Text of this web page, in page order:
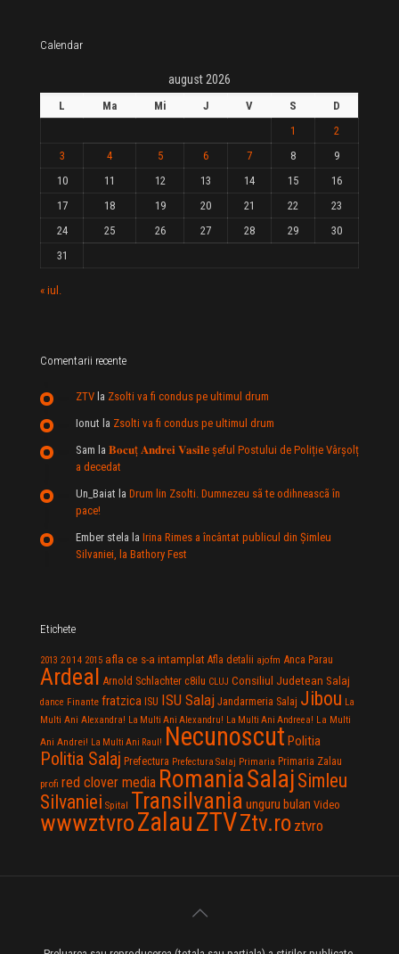
Calendar
august 2026
L Ma Mi J V S
D
1
2
3
4 5 6 7 8
9
10
11 12 13 14 15
16
17
18 19 20 21 22
23
24
25 26 27 28 29
30
31
« iul.
Comentarii recente
ZTV la Zsolti va fi condus pe ultimul drum
Ionut la Zsolti va fi condus pe ultimul drum
Sam la 𝐁𝐨𝐜𝐮ț 𝐀𝐧𝐝𝐫𝐞𝐢 𝐕𝐚𝐬𝐢𝐥e şeful Postului de Poliție Vârșolț
a decedat
Un_Baiat la Drum lin Zsolti. Dumnezeu sã te odihneascã în
pace!
Ember stela la Irina Rimes a încântat publicul din Şimleu
Silvaniei, la Bathory Fest
Etichete
2013 2014 2015 afla ce s-a intamplat Afla detalii ajofm Anca Parau
Ardeal Arnold Schlachter c8ilu CLUJ Consiliul Judetean Salaj
dance Finante fratzica ISU ISU Salaj Jandarmeria Salaj Jibou La
Multi Ani Alexandra! La Multi Ani Alexandru! La Multi Ani Andreea! La Multi
Ani Andrei! La Multi Ani Raul! Necunoscut Politia
Politia Salaj Prefectura Prefectura Salaj Primaria Primaria Zalau
profi red clover media RomaniaSalaj Simleu
Silvaniei Spital Transilvania unguru bulan Video
wwwztvroZalauZTVZtv.ro ztvro